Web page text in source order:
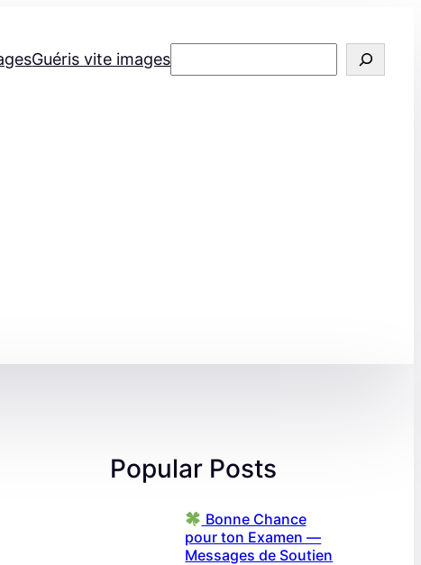
Guéris vite imagesRechercher
Popular Posts
Bonne Chance
pour ton Examen —
Messages de Soutien